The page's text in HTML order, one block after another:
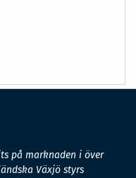
på marknaden i över
Växjö styrs